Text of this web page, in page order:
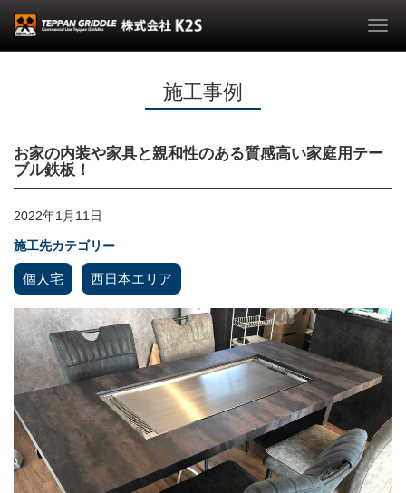
施工事例
お家の内装や家具と親和性のある質感高い家庭用テー
ブル鉄板！
2022年1月11日
施工先カテゴリー
個人宅 西日本エリア